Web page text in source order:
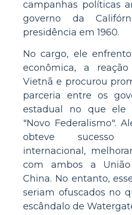
campanhas políticas
governo da
presidência em 1960.
No cargo, ele
econômica, a
Vietnã e procurou
parceria entre os
estadual no que ele
"Novo Federalismo".
obteve
internacional,
com ambos a
China. No entanto,
seriam ofuscados no
escândalo de